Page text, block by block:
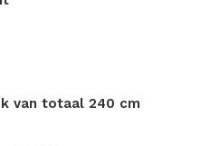
van totaal 240 cm